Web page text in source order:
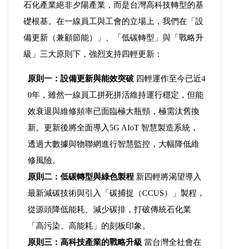
石化產業絕非夕陽產業，而是台灣高科技轉型的基
礎根基。在一線員工與工會的立場上，我們在「設
備更新（兼顧節能）」、「低碳轉型」與「戰略升
級」三大原則下，強烈支持四輕更新：
原則一：設備更新與能效突破 四輕運作至今已近4
0年，雖然一線員工拼死拼活維持運行穩定，但能
效衰退與維修頻率已面臨極大瓶頸，極需汰舊換
新。更新後將全面導入5G AIoT 智慧製造系統，
透過大數據與物聯網進行智慧監控，大幅降低維
修風險。
原則二：低碳轉型與綠色製程 新四輕將渴望導入
最新減碳技術與引入「碳捕捉（CCUS）」製程，
從源頭降低能耗、減少碳排，打破傳統石化業
「高污染、高能耗」的刻板印象。
原則三：高科技產業的戰略升級 當台灣全社會在